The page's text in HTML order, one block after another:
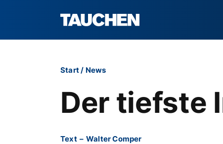
Start/ News
Der tiefste
Text – Walter Comper